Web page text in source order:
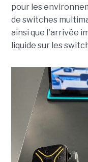
pour les
de switches
ainsi que l'arrivée
liquide sur les